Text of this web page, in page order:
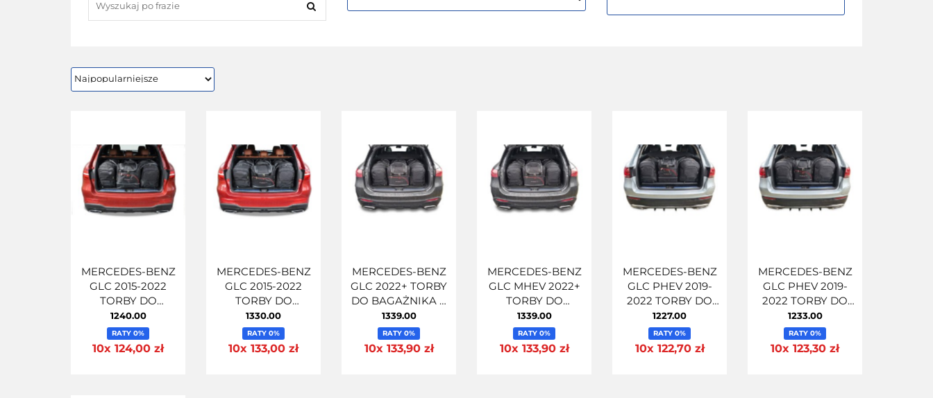
MERCEDES-BENZ
GLC 2015-2022
TORBY DO
BAGAŻNIKA 4 SZT
1240.00
RATY 0%
10x 124,00 zł
MERCEDES-BENZ
GLC 2015-2022
TORBY DO
BAGAŻNIKA 4 SZT
1330.00
RATY 0%
10x 133,00 zł
MERCEDES-BENZ
GLC 2022+ TORBY
DO BAGAŻNIKA 4
SZT
1339.00
RATY 0%
10x 133,90 zł
MERCEDES-BENZ
GLC MHEV 2022+
TORBY DO
BAGAŻNIKA 4 SZT
1339.00
RATY 0%
10x 133,90 zł
MERCEDES-BENZ
GLC PHEV 2019-
2022 TORBY DO
BAGAŻNIKA 4 SZT
1227.00
RATY 0%
10x 122,70 zł
MERCEDES-BENZ
GLC PHEV 2019-
2022 TORBY DO
BAGAŻNIKA 4 SZT
1233.00
RATY 0%
10x 123,30 zł